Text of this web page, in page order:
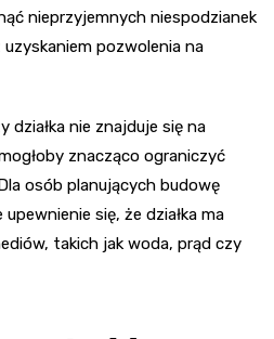
nieprzyjemnych niespodzianek
pozwolenia na
działka nie znajduje się na
znacząco ograniczyć
osób planujących budowę
się, że działka ma
takich jak woda, prąd czy